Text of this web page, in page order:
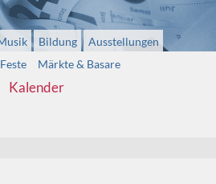
Bildung
Ausstellungen
Märkte & Basare
Kalender